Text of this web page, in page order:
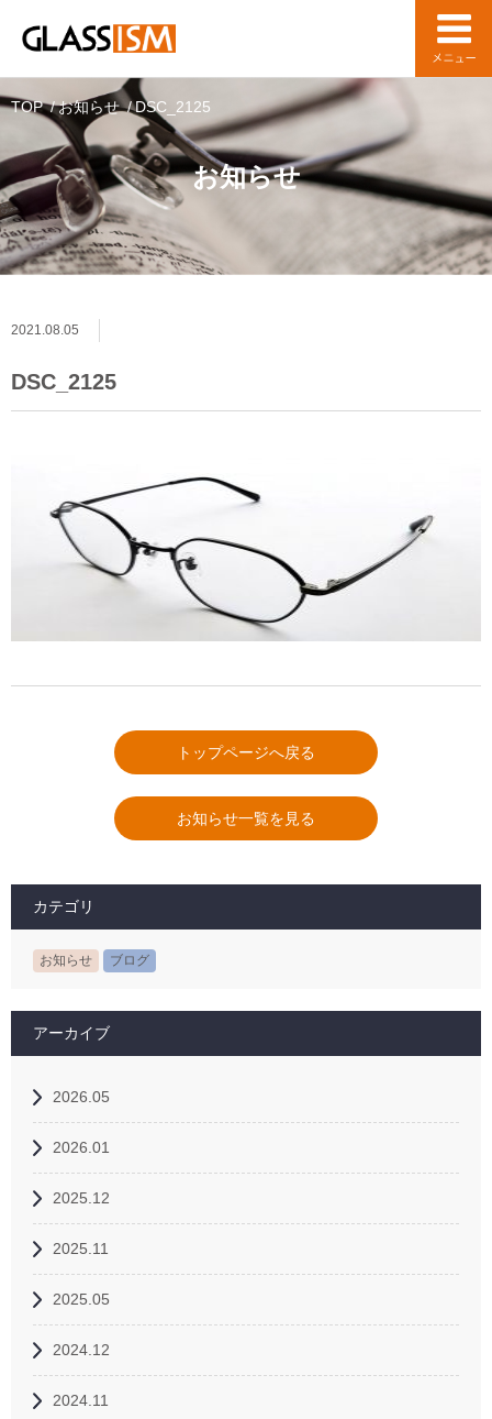
お知らせ
TOP お知らせ DSC_2125
2021.08.05
DSC_2125
トップページへ戻る
お知らせ一覧を見る
カテゴリ
お知らせ ブログ
アーカイブ
2026.05
2026.01
2025.12
2025.11
2025.05
2024.12
2024.11